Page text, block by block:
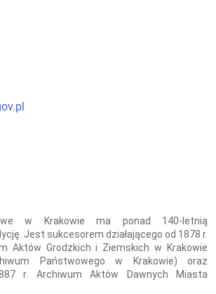
w Krakowie ma ponad 140-letnią
Jest sukcesorem działającego od 1878 r.
Aktów Grodzkich i Ziemskich w Krakowie
Państwowego w Krakowie) oraz
r. Archiwum Aktów Dawnych Miasta